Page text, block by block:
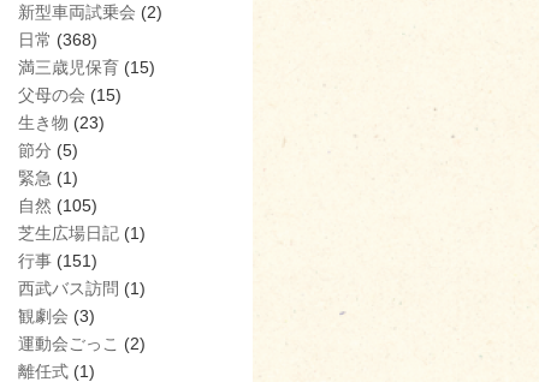
新型車両試乗会 (2)
日常 (368)
満三歳児保育 (15)
父母の会 (15)
生き物 (23)
節分 (5)
緊急 (1)
自然 (105)
芝生広場日記 (1)
行事 (151)
西武バス訪問 (1)
観劇会 (3)
運動会ごっこ (2)
離任式 (1)